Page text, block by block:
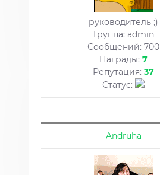
руководитель ;)
Группа: admin
Сообщений: 700
Награды: 7
Репутация: 37
Статус:
Andruha